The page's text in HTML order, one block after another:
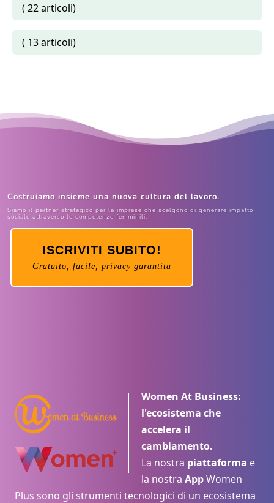
( 22 articoli)
( 13 articoli)
Costruiamo insieme una nuova cultura del lavoro.
Siamo il partner strategico per le imprese che scelgono di generare impatto
sociale attraverso le competenze femminili.
ISCRIVITI SUBITO!
Gratuito, facile, privacy garantita
Women At Business:
l'ecosistema che
accelera il
cambiamento.
La nostra piattaforma e
la nostraAppWomen
Plus sono gli strumenti tecnologici di un ecosistema